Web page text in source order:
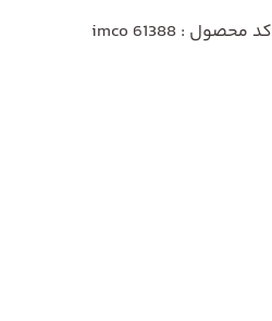
کد محصول : imco 61388